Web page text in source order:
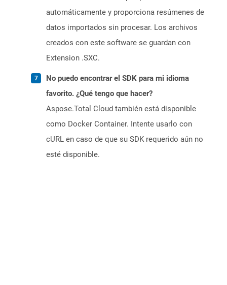
automáticamente y proporciona resúmenes de
datos importados sin procesar. Los archivos
creados con este software se guardan con
Extension .SXC.
No puedo encontrar el SDK para mi idioma
favorito. ¿Qué tengo que hacer?
Aspose.Total Cloud también está disponible
como Docker Container. Intente usarlo con
cURL en caso de que su SDK requerido aún no
esté disponible.